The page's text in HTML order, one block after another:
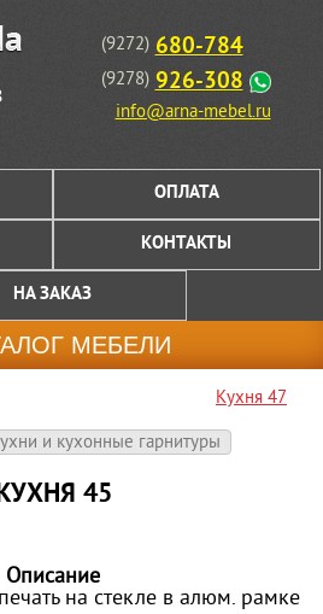
(9272) 680-784
(9278) 926-308
info@arna-mebel.ru
ОПЛАТА
КОНТАКТЫ
НА ЗАКАЗ
МЕБЕЛИ
Кухня 47
и кухонные гарнитуры
45
Описание
на стекле в алюм. рамке